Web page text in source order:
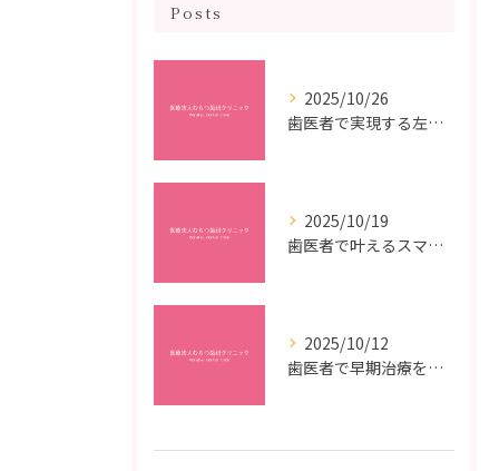
Posts
2025/10/26
歯医者で実現する左右対称治療のポイントと矯正治療選びの疑問解決ガイド
2025/10/19
歯医者で叶えるスマイルメイクオーバーなら福岡県福岡市博多区博多駅前の最新矯正治療解説
2025/10/12
歯医者で早期治療を受けるメリットと虫歯悪化を防ぐ最短ステップ